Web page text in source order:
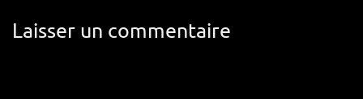
Laisser un commentaire